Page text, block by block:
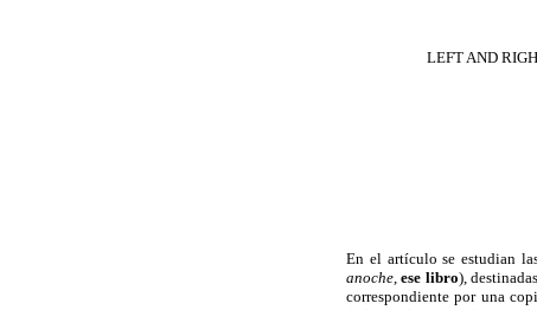
LEFT AND
En el artículo se estudian
anoche ,ese libro),
correspondiente por una